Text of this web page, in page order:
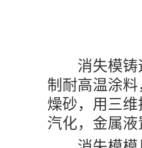
消失模铸造
制耐高温涂
燥砂，用三
汽化，金属